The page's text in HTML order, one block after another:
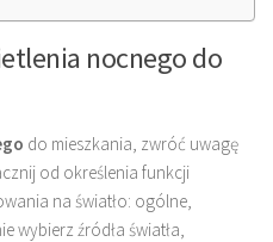
nocnego do
do mieszkania, zwróć uwagę
od określenia funkcji
na światło: ogólne,
wybierz źródła światła,